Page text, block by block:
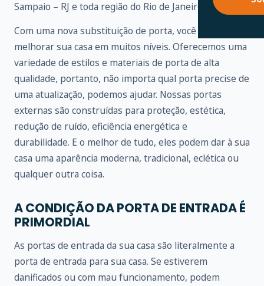
Sampaio – RJ e toda região do Rio de Janeiro.
Com uma nova substituição de porta, você pode
melhorar sua casa em muitos níveis. Oferecemos uma
variedade de estilos e materiais de porta de alta
qualidade, portanto, não importa qual porta precise de
uma atualização, podemos ajudar. Nossas portas
externas são construídas para proteção, estética,
redução de ruído, eficiência energética e
durabilidade. E o melhor de tudo, eles podem dar à sua
casa uma aparência moderna, tradicional, eclética ou
qualquer outra coisa.
A CONDIÇÃO DA PORTA DE ENTRADA É
PRIMORDIAL
As portas de entrada da sua casa são literalmente a
porta de entrada para sua casa. Se estiverem
danificados ou com mau funcionamento, podem